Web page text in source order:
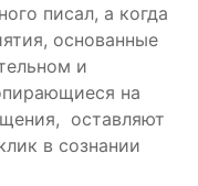
писал, а когда
основанные
и
на
оставляют
в сознании